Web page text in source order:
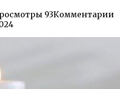
93Комментарии